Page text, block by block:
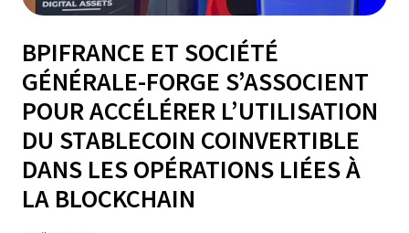
BPIFRANCE ET SOCIÉTÉ
GÉNÉRALE-FORGE S’ASSOCIENT
POUR ACCÉLÉRER L’UTILISATION
DU STABLECOIN COINVERTIBLE
DANS LES OPÉRATIONS LIÉES À
LA BLOCKCHAIN